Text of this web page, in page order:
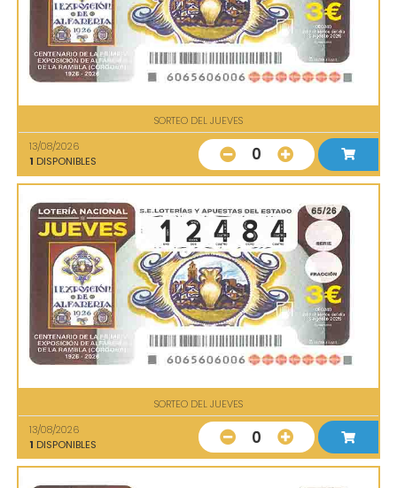
SORTEO DEL JUEVES
13/08/2026
1 DISPONIBLES 0
SORTEO DEL JUEVES
13/08/2026
1 DISPONIBLES 0